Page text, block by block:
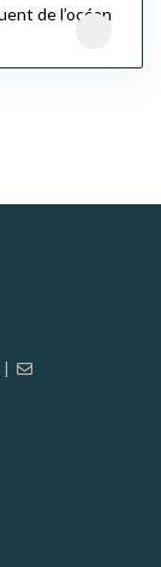
de l’océan